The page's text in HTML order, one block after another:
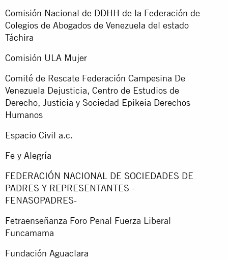
Comisión Nacional de DDHH de la Federación de
Colegios de Abogados de Venezuela del estado
Táchira
Comisión ULA Mujer
Comité de Rescate Federación Campesina De
Venezuela Dejusticia, Centro de Estudios de
Derecho, Justicia y Sociedad Epikeia Derechos
Humanos
Espacio Civil a.c.
Fe y Alegría
FEDERACIÓN NACIONAL DE SOCIEDADES DE
PADRES Y REPRESENTANTES -
FENASOPADRES-
Fetraenseñanza Foro Penal Fuerza Liberal
Funcamama
Fundación Aguaclara